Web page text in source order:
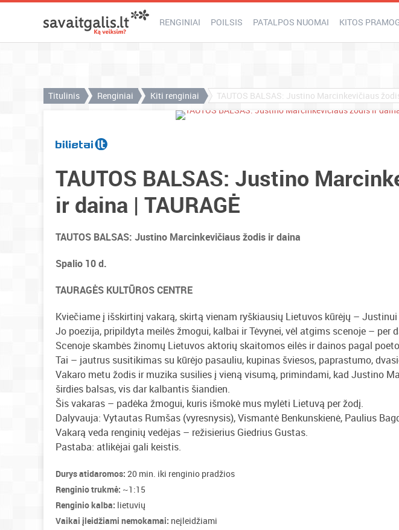
RENGINIAI POILSIS PATALPOS NUOMAI KITOS
Titulinis Renginiai Kiti renginiai TAUTOS BALSAS: Justino Marcinkevičiaus
TAUTOS BALSAS: Justino
ir daina | TAURAGĖ
TAUTOS BALSAS: Justino Marcinkevičiaus žodis ir daina
Spalio 10 d.
TAURAGĖS KULTŪROS CENTRE
Kviečiame į išskirtinį vakarą, skirtą vienam ryškiausių Lietuvos kūrėjų –
Jo poezija, pripildyta meilės žmogui, kalbai ir Tėvynei, vėl atgims scenoje – per
Scenoje skambės žinomų Lietuvos aktorių skaitomos eilės ir dainos pagal
Tai – jautrus susitikimas su kūrėjo pasauliu, kupinas šviesos, paprastumo,
Vakaro metu žodis ir muzika susilies į vieną visumą, primindami, kad Justino
širdies balsas, vis dar kalbantis šiandien.
Šis vakaras – padėka žmogui, kuris išmokė mus mylėti Lietuvą per žodį.
Dalyvauja: Vytautas Rumšas (vyresnysis), Vismantė Benkunskienė, Paulius
Vakarą veda renginių vedėjas – režisierius Giedrius Gustas.
Pastaba: atlikėjai gali keistis.
Durys atidaromos: 20 min. iki renginio pradžios
Renginio trukmė: ~1:15
Renginio kalba: lietuvių
Vaikai įleidžiami nemokamai: neįleidžiami